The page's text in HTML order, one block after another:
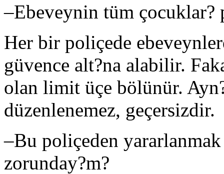
–Ebeveynin tüm
Her bir poliçede
güvence alt?na alabilir.
olan limit üçe bölünür.
düzenlenemez, geçersizdir.
–Bu poliçeden
zorunday?m?